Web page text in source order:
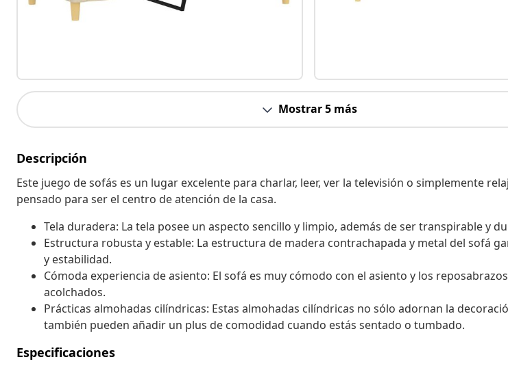
Mostrar 5 más
Descripción
Este juego de sofás es un lugar excelente para charlar, leer, ver la televisión o simplemente
pensado para ser el centro de atención de la casa.
Tela duradera: La tela posee un aspecto sencillo y limpio, además de ser transpirable y
Estructura robusta y estable: La estructura de madera contrachapada y metal del sofá
y estabilidad.
Cómoda experiencia de asiento: El sofá es muy cómodo con el asiento y los
acolchados.
Prácticas almohadas cilíndricas: Estas almohadas cilíndricas no sólo adornan la
también pueden añadir un plus de comodidad cuando estás sentado o tumbado.
Especificaciones